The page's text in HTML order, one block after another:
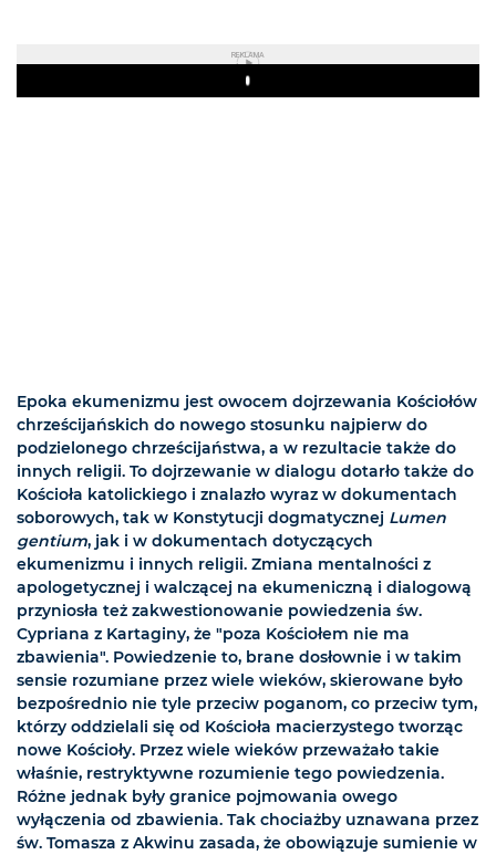
REKLAMA
Play
Epoka ekumenizmu jest owocem dojrzewania Kościołów
chrześcijańskich do nowego stosunku najpierw do
podzielonego chrześcijaństwa, a w rezultacie także do
innych religii. To dojrzewanie w dialogu dotarło także do
Kościoła katolickiego i znalazło wyraz w dokumentach
soborowych, tak w Konstytucji dogmatycznej Lumen
gentium, jak i w dokumentach dotyczących
ekumenizmu i innych religii. Zmiana mentalności z
apologetycznej i walczącej na ekumeniczną i dialogową
przyniosła też zakwestionowanie powiedzenia św.
Cypriana z Kartaginy, że "poza Kościołem nie ma
zbawienia". Powiedzenie to, brane dosłownie i w takim
sensie rozumiane przez wiele wieków, skierowane było
bezpośrednio nie tyle przeciw poganom, co przeciw tym,
którzy oddzielali się od Kościoła macierzystego tworząc
nowe Kościoły. Przez wiele wieków przeważało takie
właśnie, restryktywne rozumienie tego powiedzenia.
Różne jednak były granice pojmowania owego
wyłączenia od zbawienia. Tak chociażby uznawana przez
św. Tomasza z Akwinu zasada, że obowiązuje sumienie w